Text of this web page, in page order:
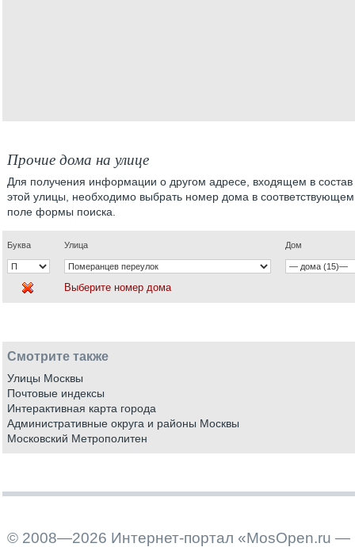
Прочие дома на улице
Для получения информации о другом адресе, входящем в состав
этой улицы, необходимо выбрать номер дома в соответствующем
поле формы поиска.
Буква Улица Дом
Выберите номер дома
Смотрите также
Улицы Москвы
Почтовые индексы
Интерактивная карта города
Административные округа и районы Москвы
Московский Метрополитен
© 2008—2026 Интернет-портал «MosOpen.ru —